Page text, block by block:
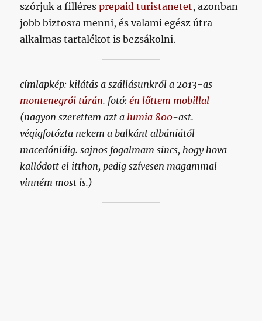
szórjuk a filléresprepaid turistanetet, azonban
jobb biztosra menni, és valami egész útra
alkalmas tartalékot is bezsákolni.
címlapkép: kilátás a szállásunkról a 2013-as
montenegrói túrán. fotó:én lőttem mobillal
(nagyon szerettem azt a lumia 800-ast.
végigfotózta nekem a balkánt albániától
macedóniáig. sajnos fogalmam sincs, hogy hova
kallódott el itthon, pedig szívesen magammal
vinném most is.)